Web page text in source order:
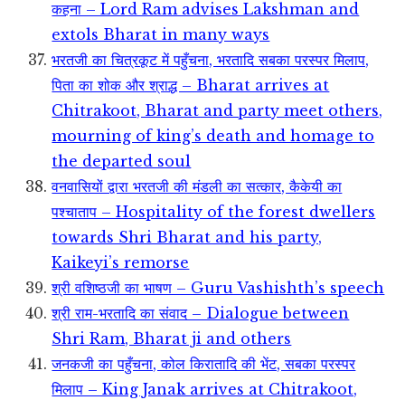
कहना – Lord Ram advises Lakshman and
extols Bharat in many ways
भरतजी का चित्रकूट में पहुँचना, भरतादि सबका परस्पर मिलाप,
पिता का शोक और श्राद्ध – Bharat arrives at
Chitrakoot, Bharat and party meet others,
mourning of king’s death and homage to
the departed soul
वनवासियों द्वारा भरतजी की मंडली का सत्कार, कैकेयी का
पश्चाताप – Hospitality of the forest dwellers
towards Shri Bharat and his party,
Kaikeyi’s remorse
श्री वशिष्ठजी का भाषण – Guru Vashishth’s speech
श्री राम-भरतादि का संवाद – Dialogue between
Shri Ram, Bharat ji and others
जनकजी का पहुँचना, कोल किरातादि की भेंट, सबका परस्पर
मिलाप – King Janak arrives at Chitrakoot,